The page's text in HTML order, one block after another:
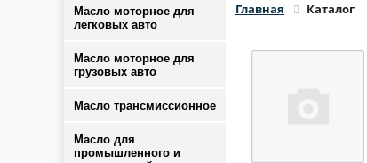
Масло моторное для
легковых авто
Масло моторное для
грузовых авто
Масло трансмиссионное
Масло для
промышленного и
Главная Каталог